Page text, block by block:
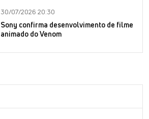
30/07/2026 20:30
Sony confirma desenvolvimento de filme
animado do Venom